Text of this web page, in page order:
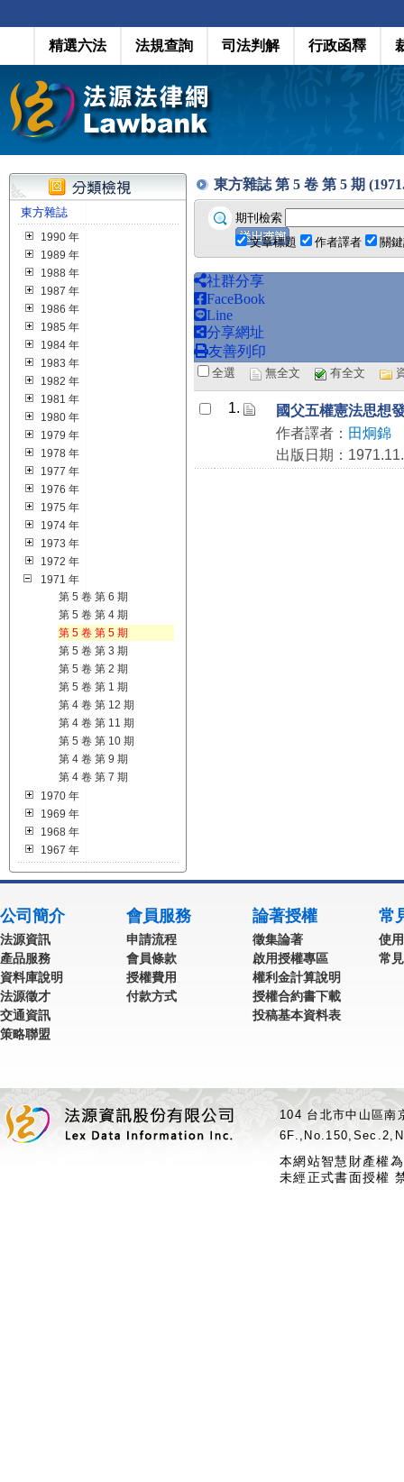
精選六法 法規查詢 司法判解 行政函釋
東方雜誌
1990 年
1989 年
1988 年
1987 年
1986 年
1985 年
1984 年
1983 年
1982 年
1981 年
1980 年
1979 年
1978 年
1977 年
1976 年
1975 年
1974 年
1973 年
1972 年
1971 年
第 5 卷 第 6 期
第 5 卷 第 4 期
第 5 卷 第 5 期
第 5 卷 第 3 期
第 5 卷 第 2 期
第 5 卷 第 1 期
第 4 卷 第 12 期
第 4 卷 第 11 期
第 5 卷 第 10 期
第 4 卷 第 9 期
第 4 卷 第 7 期
1970 年
1969 年
1968 年
1967 年
東方雜誌 第 5 卷 第 5 期
期刊檢索
文章標題
作者譯者 關
社群分享
FaceBook
Line
分享網址
友善列印
全選 無全文 有全文
1.
國父五權憲法思想
作者譯者： 田炯錦
出版日期：
公司簡介
法源資訊
產品服務
資料庫說明
法源徵才
交通資訊
策略聯盟
會員服務
申請流程
會員條款
授權費用
付款方式
論著授權
徵集論著
啟用授權專區
權利金計算說明
授權合約書下載
投稿基本資料表
常
使
常
104 台北市中山區
本網站智慧財產權
未經正式書面授權